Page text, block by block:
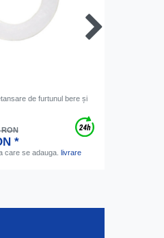
de furtunul bere și
RON
*
care se adauga. livrare